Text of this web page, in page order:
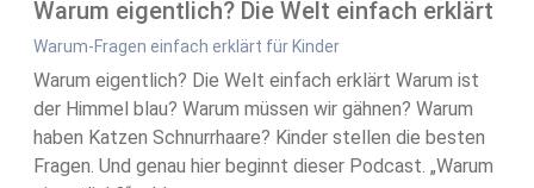
Warum eigentlich? Die Welt einfach erklärt
Warum-Fragen einfach erklärt für Kinder
Warum eigentlich? Die Welt einfach erklärt Warum ist
der Himmel blau? Warum müssen wir gähnen? Warum
haben Katzen Schnurrhaare? Kinder stellen die besten
Fragen. Und genau hier beginnt dieser Podcast. „Warum